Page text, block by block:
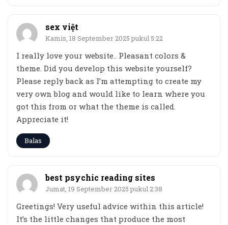
sex việt
Kamis, 18 September 2025 pukul 5:22
I really love your website.. Pleasant colors &
theme. Did you develop this website yourself?
Please reply back as I’m attempting to create my
very own blog and would like to learn where you
got this from or what the theme is called.
Appreciate it!
Balas
best psychic reading sites
Jumat, 19 September 2025 pukul 2:38
Greetings! Very useful advice within this article!
It’s the little changes that produce the most